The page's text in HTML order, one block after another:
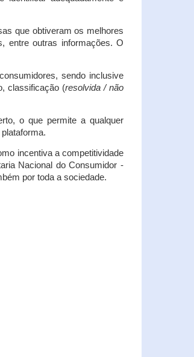
que obtiveram os melhores
entre outras informações. O
sendo inclusive
classificação (resolvida / não
o que permite a qualquer
incentiva a competitividade
Nacional do Consumidor -
por toda a sociedade.